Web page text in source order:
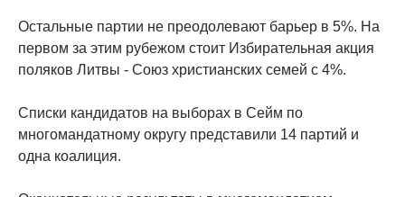
Остальные партии не преодолевают барьер в 5%. На
первом за этим рубежом стоит Избирательная акция
поляков Литвы - Союз христианских семей с 4%.
Списки кандидатов на выборах в Сейм по
многомандатному округу представили 14 партий и
одна коалиция.